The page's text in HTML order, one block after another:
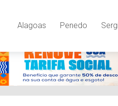
Alagoas Penedo